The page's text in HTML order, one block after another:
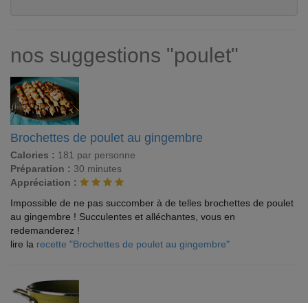
nos suggestions "poulet"
Brochettes de poulet au gingembre
Calories : 181 par personne
Préparation : 30 minutes
Appréciation :
Impossible de ne pas succomber à de telles brochettes de poulet
au gingembre ! Succulentes et alléchantes, vous en
redemanderez !
lire la recette "Brochettes de poulet au gingembre"